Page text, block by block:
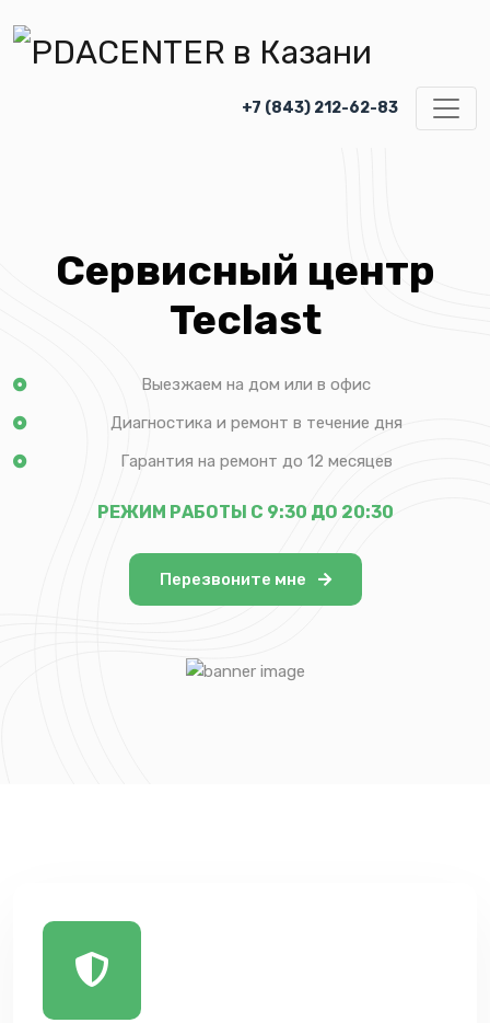
+7 (843) 212-62-83
Сервисный центр
Teclast
Выезжаем на дом или в офис
Диагностика и ремонт в течение дня
Гарантия на ремонт до 12 месяцев
РЕЖИМ РАБОТЫ С 9:30 ДО 20:30
Перезвоните мне